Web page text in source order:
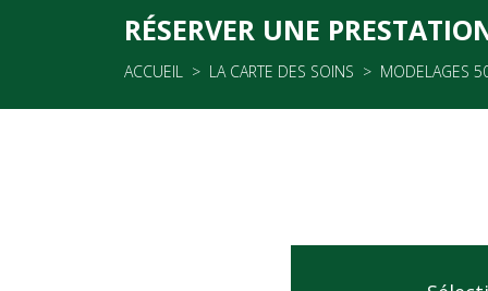
RÉSERVER UNE
ACCUEIL LA CARTE DES SOINS MODELAGES